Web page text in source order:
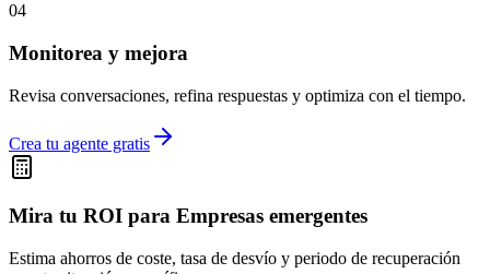
04
Monitorea y mejora
Revisa conversaciones, refina respuestas y optimiza con el tiempo.
Crea tu agente gratis
Mira tu ROI para Empresas emergentes
Estima ahorros de coste, tasa de desvío y periodo de recuperación